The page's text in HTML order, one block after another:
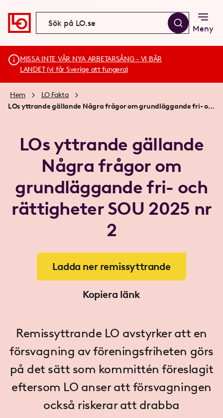
Meny
MISSA INTE VÅR NYA ARBETARSÅNG - VI BÄR
LANDET (vi får Sverige att fungera)
Hem
LO Fakta
LOs yttrande gällande Några frågor om grundläggande fri- och rättigheter SOU 2025 nr 2
LOs yttrande gällande
Några frågor om
grundläggande fri- och
rättigheter SOU 2025 nr
2
Ladda ner remissyttrande
Kopiera länk
Remissyttrande LO avstyrker att en
försvagning av föreningsfriheten görs
på det sätt som kommittén föreslagit
eftersom LO anser att försvagningen
också riskerar att drabba